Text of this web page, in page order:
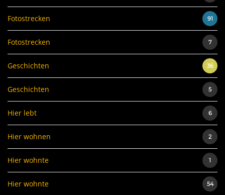
Fotostrecken 91
Fotostrecken 7
Geschichten 36
Geschichten 5
Hier lebt 6
Hier wohnen 2
Hier wohnte 1
Hier wohnte 54